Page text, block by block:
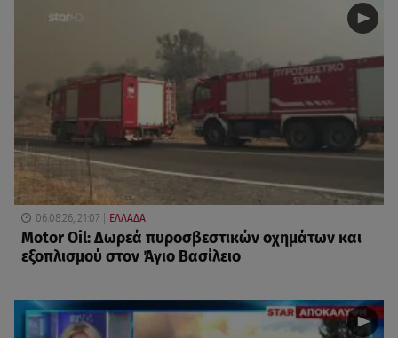
06.08.26, 21:07 ΕΛΛΑΔΑ
Motor Oil: Δωρεά πυροσβεστικών οχημάτων και
εξοπλισμού στον Άγιο Βασίλειο